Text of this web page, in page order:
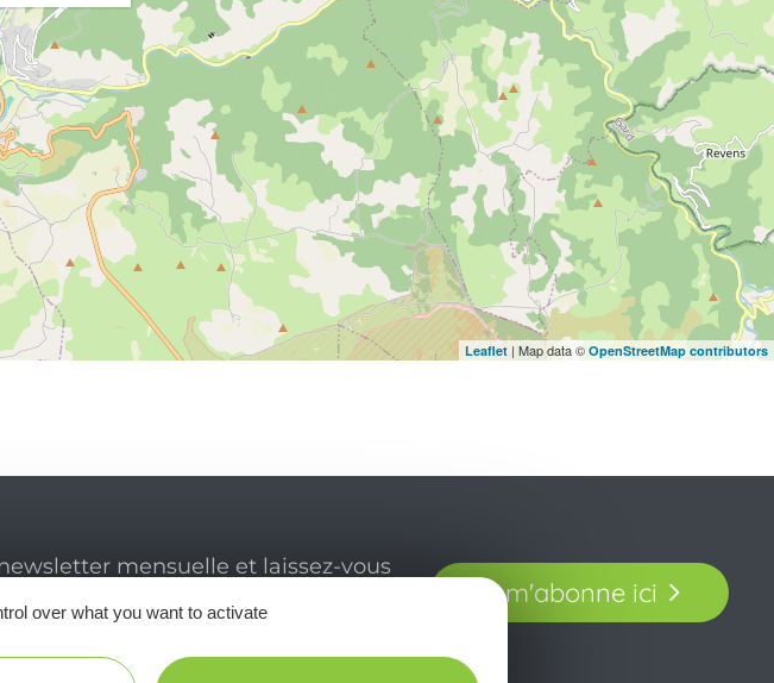
Leaflet | Map data © OpenStreetMap contributors
mensuelle et laissez-vous
de votre séjour en Aveyron.
Je m'abonne ici
over what you want to activate